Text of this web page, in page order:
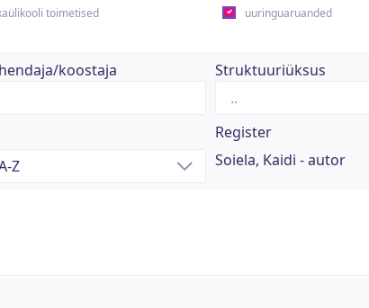
toimetised uuringuaruanded
koostaja Struktuuriüksus
Register
Soiela, Kaidi - autor